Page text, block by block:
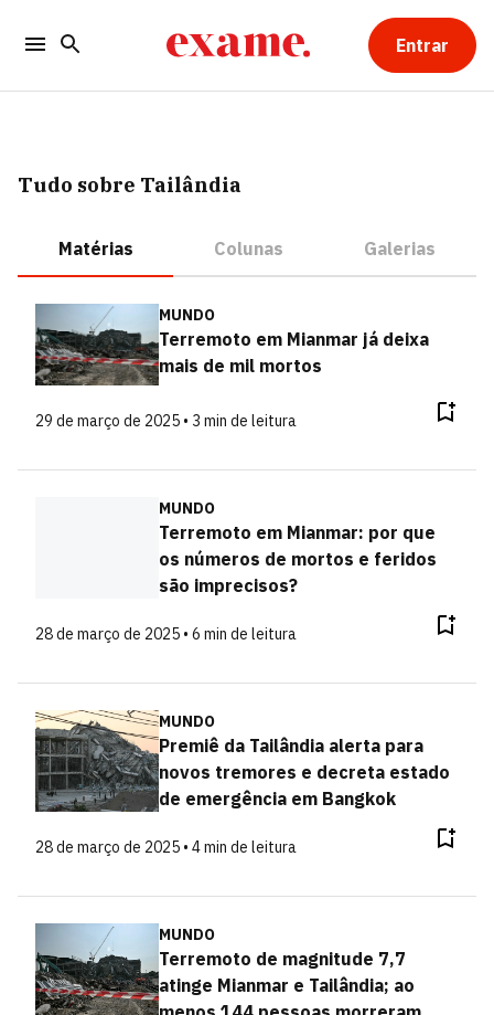
Entrar
Tudo sobre Tailândia
Matérias Colunas Galerias
MUNDO
Terremoto em Mianmar já deixa
mais de mil mortos
29 de março de 2025 • 3 min de leitura
MUNDO
Terremoto em Mianmar: por que
os números de mortos e feridos
são imprecisos?
28 de março de 2025 • 6 min de leitura
MUNDO
Premiê da Tailândia alerta para
novos tremores e decreta estado
de emergência em Bangkok
28 de março de 2025 • 4 min de leitura
MUNDO
Terremoto de magnitude 7,7
atinge Mianmar e Tailândia; ao